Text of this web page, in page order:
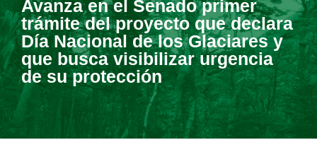
Avanza en el Senado primer
trámite del proyecto que declara
Día Nacional de los Glaciares y
que busca visibilizar urgencia
de su protección